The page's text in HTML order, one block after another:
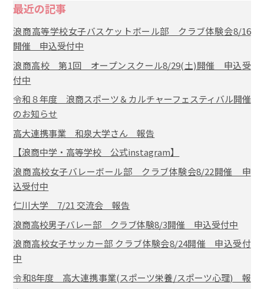
最近の記事
浪商高等学校女子バスケットボール部 クラブ体験会8/16
開催 申込受付中
浪商高校 第1回 オープンスクール8/29(土)開催 申込受
付中
令和８年度 浪商スポーツ＆カルチャーフェスティバル開催
のお知らせ
高大連携事業 和泉大学さん 報告
【浪商中学・高等学校 公式instagram】
浪商高校女子バレーボール部 クラブ体験会8/22開催 申
込受付中
仁川大学 7/21 交流会 報告
浪商高校男子バレー部 クラブ体験8/3開催 申込受付中
浪商高校女子サッカー部 クラブ体験会8/24開催 申込受付
中
令和8年度 高大連携事業(スポーツ栄養/スポーツ心理) 報